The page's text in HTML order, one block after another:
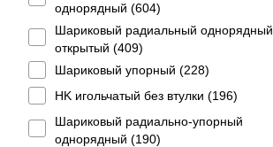
однорядный (604)
Шариковый радиальный однорядный
открытый (409)
Шариковый упорный (228)
HK игольчатый без втулки (196)
Шариковый радиально-упорный
однорядный (190)